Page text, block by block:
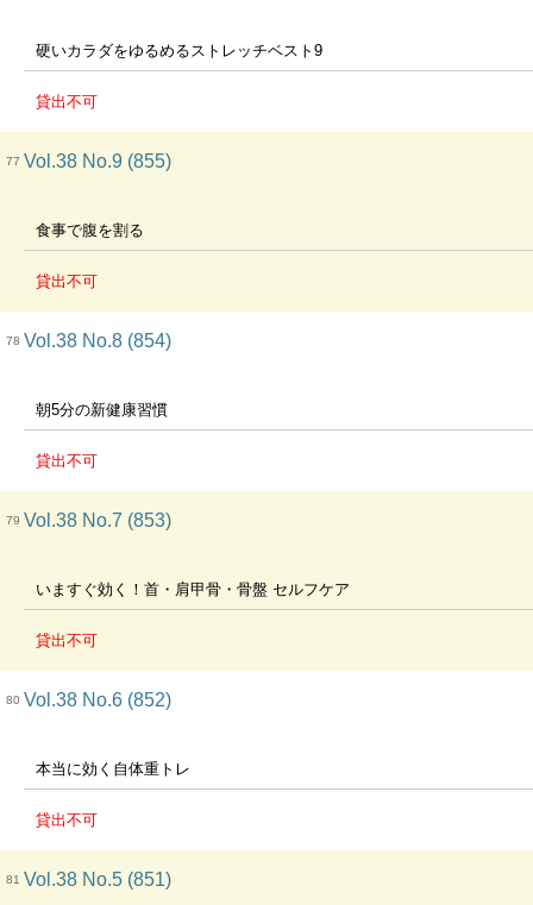
硬いカラダをゆるめるストレッチベスト9
貸出不可
77 Vol.38 No.9 (855)
食事で腹を割る
貸出不可
78 Vol.38 No.8 (854)
朝5分の新健康習慣
貸出不可
79 Vol.38 No.7 (853)
いますぐ効く！首・肩甲骨・骨盤 セルフケア
貸出不可
80 Vol.38 No.6 (852)
本当に効く自体重トレ
貸出不可
81 Vol.38 No.5 (851)